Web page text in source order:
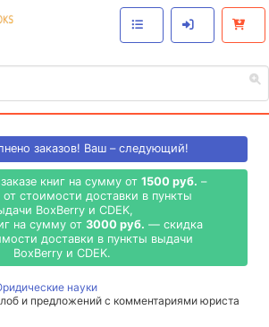
заказов! Ваш – следующий!
книг на сумму от 1500 руб. –
от стоимости доставки в пункты
BoxBerry и CDEK,
на сумму от 3000 руб. — скидка
доставки в пункты выдачи
BoxBerry и CDEK.
науки
и предложений с комментариями юриста